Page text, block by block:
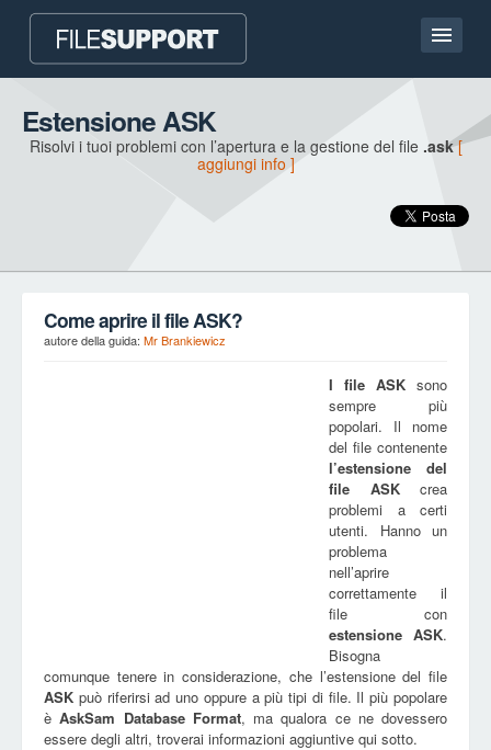
Homepage
Contatto
Estensione ASK
Risolvi i tuoi problemi con l’apertura e la gestione del file .ask [
aggiungi info ]
Come aprire il file ASK?
autore della guida: Mr Brankiewicz
I file ASK sono
sempre più
popolari. Il nome
del file contenente
l’estensione del
file ASKcrea
problemi a certi
utenti. Hanno un
problema
nell’aprire
correttamente il
file con
estensione ASK.
Bisogna
comunque tenere in considerazione, che l’estensione del file
ASK può riferirsi ad uno oppure a più tipi di file. Il più popolare
èAskSam Database Format, ma qualora ce ne dovessero
essere degli altri, troverai informazioni aggiuntive qui sotto.